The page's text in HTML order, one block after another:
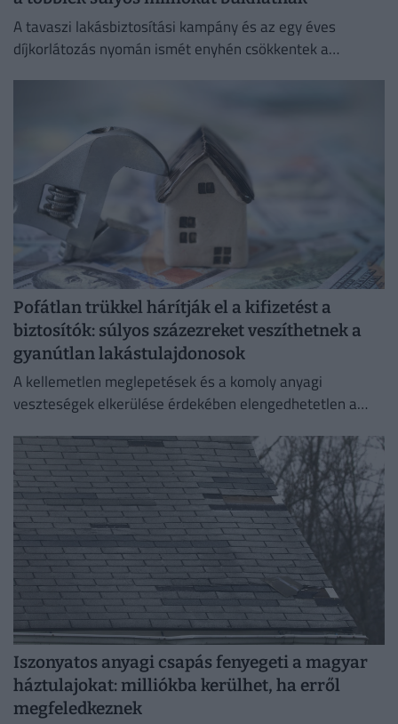
A tavaszi lakásbiztosítási kampány és az egy éves
díjkorlátozás nyomán ismét enyhén csökkentek a
Pofátlan trükkel hárítják el a kifizetést a
biztosítók: súlyos százezreket veszíthetnek a
gyanútlan lakástulajdonosok
A kellemetlen meglepetések és a komoly anyagi
veszteségek elkerülése érdekében elengedhetetlen a
Iszonyatos anyagi csapás fenyegeti a magyar
háztulajokat: milliókba kerülhet, ha erről
megfeledkeznek